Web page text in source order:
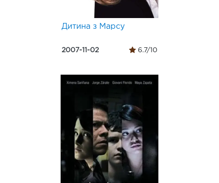
Дитина з Марсу
2007-11-02 6.7/10